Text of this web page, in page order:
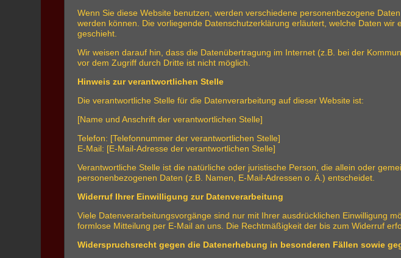
Wenn Sie diese Website benutzen, werden verschiedene personenbezogene
werden können. Die vorliegende Datenschutzerklärung erläutert, welche Daten
geschieht.
Wir weisen darauf hin, dass die Datenübertragung im Internet (z.B. bei der
vor dem Zugriff durch Dritte ist nicht möglich.
Hinweis zur verantwortlichen Stelle
Die verantwortliche Stelle für die Datenverarbeitung auf dieser Website ist:
[Name und Anschrift der verantwortlichen Stelle]
Telefon: [Telefonnummer der verantwortlichen Stelle]
E-Mail: [E-Mail-Adresse der verantwortlichen Stelle]
Verantwortliche Stelle ist die natürliche oder juristische Person, die allein oder
personenbezogenen Daten (z.B. Namen, E-Mail-Adressen o. Ä.) entscheidet.
Widerruf Ihrer Einwilligung zur Datenverarbeitung
Viele Datenverarbeitungsvorgänge sind nur mit Ihrer ausdrücklichen Einwilligung
formlose Mitteilung per E-Mail an uns. Die Rechtmäßigkeit der bis zum Widerruf
Widerspruchsrecht gegen die Datenerhebung in besonderen Fällen sowie